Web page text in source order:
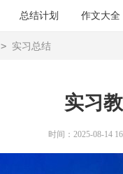
总结计划 作文大全
> 实习总结
实习
时间：2025-08-14